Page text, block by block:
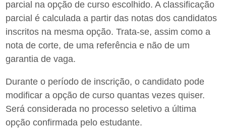
parcial na opção de curso escolhido. A classificação
parcial é calculada a partir das notas dos candidatos
inscritos na mesma opção. Trata-se, assim como a
nota de corte, de uma referência e não de um
garantia de vaga.
Durante o período de inscrição, o candidato pode
modificar a opção de curso quantas vezes quiser.
Será considerada no processo seletivo a última
opção confirmada pelo estudante.